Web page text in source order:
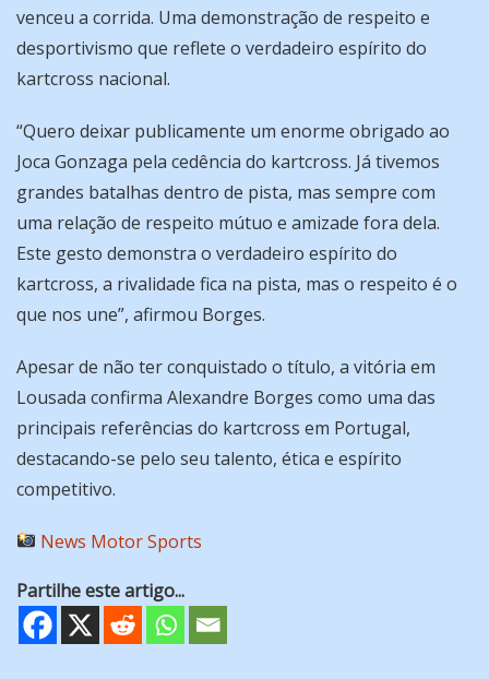
venceu a corrida. Uma demonstração de respeito e
desportivismo que reflete o verdadeiro espírito do
kartcross nacional.
“Quero deixar publicamente um enorme obrigado ao
Joca Gonzaga pela cedência do kartcross. Já tivemos
grandes batalhas dentro de pista, mas sempre com
uma relação de respeito mútuo e amizade fora dela.
Este gesto demonstra o verdadeiro espírito do
kartcross, a rivalidade fica na pista, mas o respeito é o
que nos une”, afirmou Borges.
Apesar de não ter conquistado o título, a vitória em
Lousada confirma Alexandre Borges como uma das
principais referências do kartcross em Portugal,
destacando-se pelo seu talento, ética e espírito
competitivo.
News Motor Sports
Partilhe este artigo...